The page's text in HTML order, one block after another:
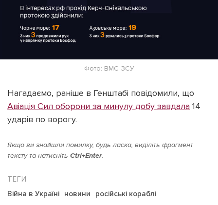
Фото: ВМС ЗСУ
Нагадаємо, раніше в Генштабі повідомили, що
Авіація Сил оборони за минулу добу завдала 14
ударів по ворогу.
Якщо ви знайшли помилку, будь ласка, виділіть фрагмент
тексту та натисніть Ctrl+Enter.
Війна в Україні новини російські кораблі